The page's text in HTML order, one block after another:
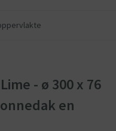
- ø 300 x 76
en